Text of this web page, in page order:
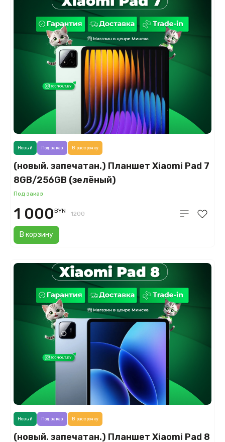
(новый. запечатан.) Планшет Xiaomi Pad 7
8GB/256GB (зелёный)
Под заказ
В корзину
Новый Под заказ В рассрочку
1 000BYN 1200
(новый. запечатан.) Планшет Xiaomi Pad 8
Новый Под заказ В рассрочку